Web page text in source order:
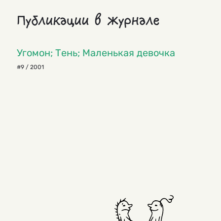
Публикации в журнале
Угомон; Тень; Маленькая девочка
#9 / 2001